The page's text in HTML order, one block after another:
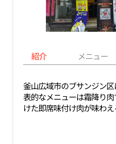
紹介 メニュー
釜山広域市のブサンジン
表的なメニューは霜降り
けた即席味付け肉が味わえ